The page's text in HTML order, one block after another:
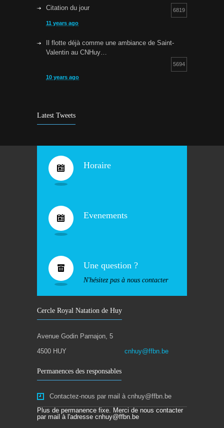
Citation du jour 6819
11 years ago
Il flotte déjà comme une ambiance de Saint-
Valentin au CNHuy…
5694
10 years ago
9 years ago
10 years ago
Latest Tweets
Horaire
Evenements
Une question ?
N'hésitez pas à nous contacter
Cercle Royal Natation de Huy
Avenue Godin Parnajon, 5
4500 HUY
cnhuy@ffbn.be
Permanences des responsables
Contactez-nous par mail à cnhuy@ffbn.be
Plus de permanence fixe. Merci de nous contacter
par mail à l'adresse cnhuy@ffbn.be